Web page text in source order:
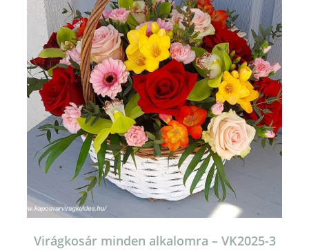
Virágkosár minden alkalomra – VK2025-3